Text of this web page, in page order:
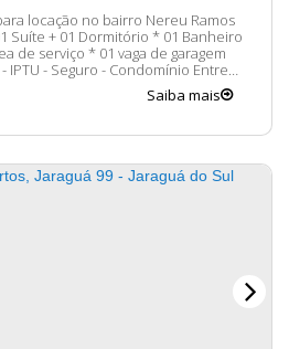
locação no bairro Nereu Ramos
Suíte + 01 Dormitório * 01 Banheiro
de serviço * 01 vaga de garagem
mais informações, ficaremos felizes
Saiba mais